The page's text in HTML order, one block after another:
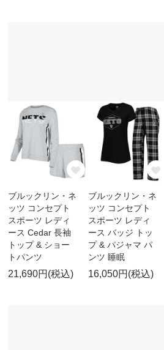
ブルックリン・ネ
ッツ コンセプト
スポーツ レディ
ース Cedar 長袖
トップ & ショー
トパンツ
21,690円(税込)
ブルックリン・ネ
ッツ コンセプト
スポーツ レディ
ース バッジ トッ
プ & パジャマ パ
ンツ 睡眠
16,050円(税込)